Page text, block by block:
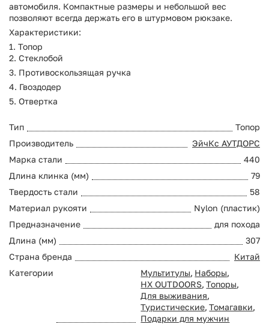
автомобиля. Компактные размеры и небольшой вес
позволяют всегда держать его в штурмовом рюкзаке.
Характеристики:
1. Топор
2. Стеклобой
3. Противоскользящая ручка
4. Гвоздодер
5. Отвертка
Тип
Топор
Производитель
ЭйчКс АУТДОРС
Марка стали
440
Длина клинка (мм)
79
Твердость стали
58
Материал рукояти
Nylon (пластик)
Предназначение
для похода
Длина (мм)
307
Страна бренда
Китай
Категории
Мультитулы, Наборы,
HX OUTDOORS, Топоры,
Для выживания,
Туристические, Томагавки,
Подарки для мужчин